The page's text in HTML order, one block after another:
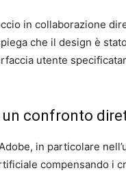
in collaborazione
che il design è
utente
un confronto
in particolare
compensando i